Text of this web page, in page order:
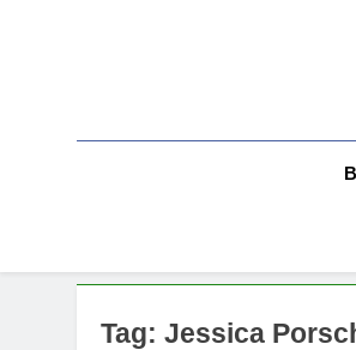
Tag: Jessica